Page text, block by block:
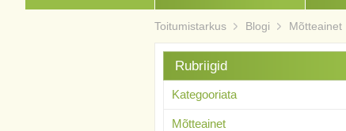
Toitumistarkus Blogi Mõtteainet
Rubriigid
Kategooriata
Mõtteainet